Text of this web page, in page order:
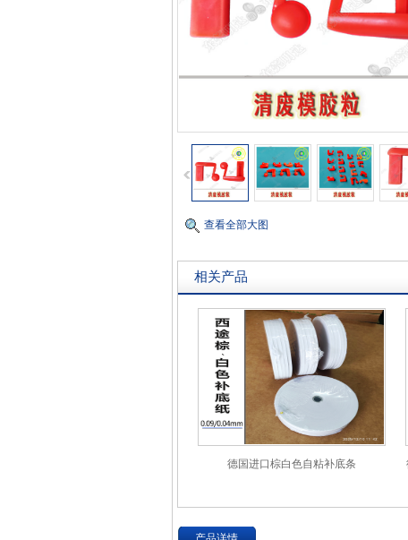
查看全部大图
相关产品
德国进口棕白色自粘补底条